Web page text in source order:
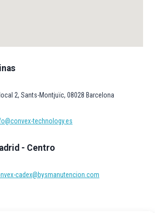
2, Sants-Montjuïc, 08028 Barcelona
technology.es
- Centro
cadex@bysmanutencion.com